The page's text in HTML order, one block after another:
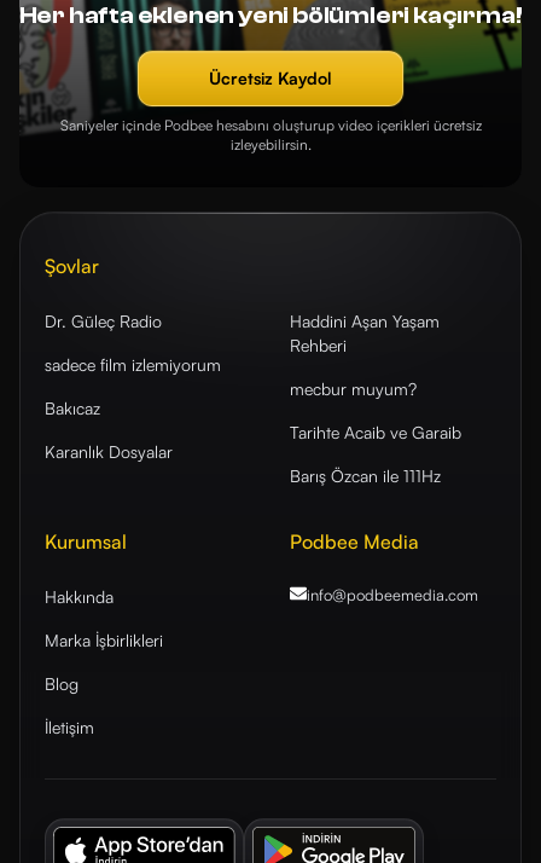
Her hafta eklenen yeni bölümleri kaçırma!
Ücretsiz Kaydol
Saniyeler içinde Podbee hesabını oluşturup video içerikleri ücretsiz
izleyebilirsin.
Şovlar
Dr. Güleç Radio
sadece film izlemiyorum
Bakıcaz
Karanlık Dosyalar
Haddini Aşan Yaşam
Rehberi
mecbur muyum?
Tarihte Acaib ve Garaib
Barış Özcan ile 111Hz
Kurumsal
Hakkında
Marka İşbirlikleri
Blog
İletişim
Podbee Media
info@podbeemedia.com